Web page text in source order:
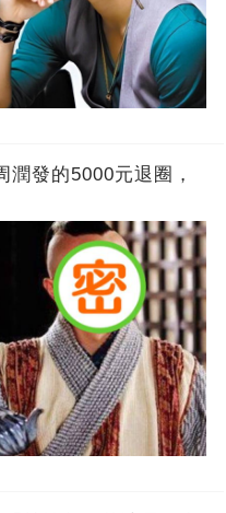
發的5000元退圈，